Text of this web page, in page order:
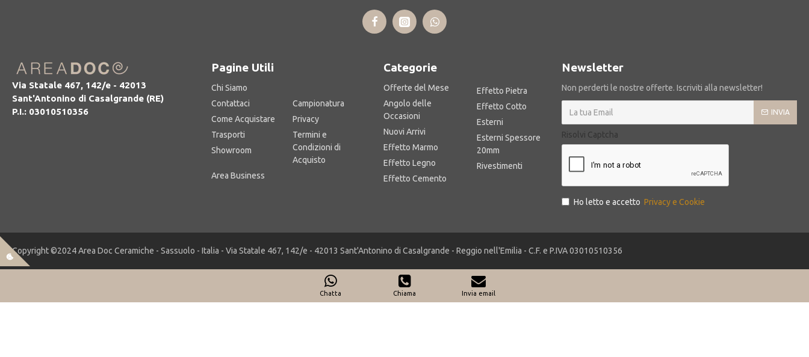
Via Statale 467, 142/e - 42013
Sant'Antonino di Casalgrande (RE)
P.I.: 03010510356
Pagine Utili
Chi Siamo
Contattaci
Come Acquistare
Trasporti
Showroom
Campionatura
Privacy
Termini e
Condizioni di
Acquisto
Categorie
Offerte del Mese
Angolo delle
Occasioni
Nuovi Arrivi
Effetto Marmo
Effetto Legno
Effetto Cemento
Effetto Pietra
Effetto Cotto
Esterni
Esterni Spessore
20mm
Rivestimenti
Newsletter
Non perderti le nostre offerte. Iscriviti alla newsletter!
INVIA
Risolvi Captcha
Ho letto e accetto Privacy e Cookie
Copyright ©2024 Area Doc Ceramiche - Sassuolo - Italia - Via Statale 467, 142/e - 42013 Sant'Antonino di Casalgrande - Reggio nell'Emilia - C.F. e P.IVA 03010510356
Chatta Chiama Invia email